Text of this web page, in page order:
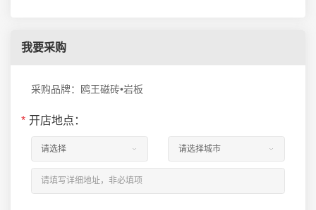
我要采购
采购品牌：鸥王磁砖•岩板
* 开店地点：